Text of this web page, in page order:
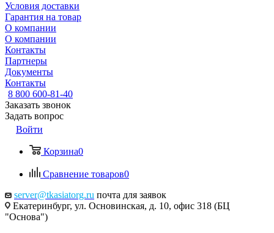
Условия доставки
Гарантия на товар
О компании
О компании
Контакты
Партнеры
Документы
Контакты
8 800 600-81-40
Заказать звонок
Задать вопрос
Войти
Корзина0
Сравнение товаров0
server@tkasiatorg.ru почта для заявок
Екатеринбург, ул. Основинская, д. 10, офис 318 (БЦ
"Основа")